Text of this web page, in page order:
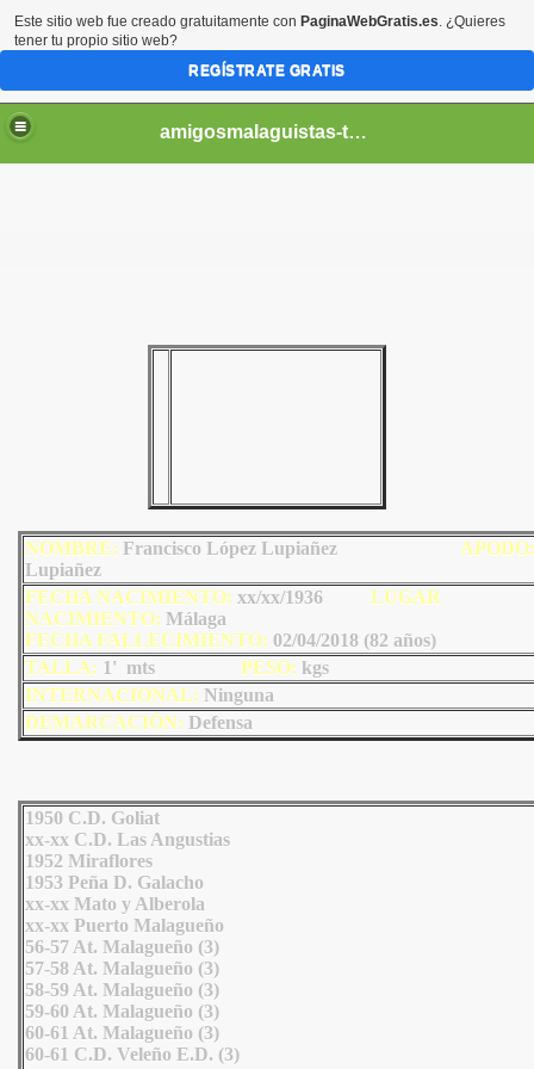
amigosmalaguistas-temporadas
NOMBRE: Francisco López Lupiañez APODO:
Lupiañez
FECHA NACIMIENTO: xx/xx/1936 LUGAR
NACIMIENTO: Málaga
FECHA FALLECIMIENTO: 02/04/2018 (82 años)
TALLA: 1' mts PESO: kgs
INTERNACIONAL: Ninguna
DEMARCACIÓN: Defensa
1950 C.D. Goliat
xx-xx C.D. Las Angustias
1952 Miraflores
1953 Peña D. Galacho
xx-xx Mato y Alberola
xx-xx Puerto Malagueño
56-57 At. Malagueño (3)
57-58 At. Malagueño (3)
58-59 At. Malagueño (3)
59-60 At. Malagueño (3)
60-61 At. Malagueño (3)
60-61 C.D. Veleño E.D. (3)
Este sitio web fue creado gratuitamente con PaginaWebGratis.es. ¿Quieres
tener tu propio sitio web?
REGÍSTRATE GRATIS